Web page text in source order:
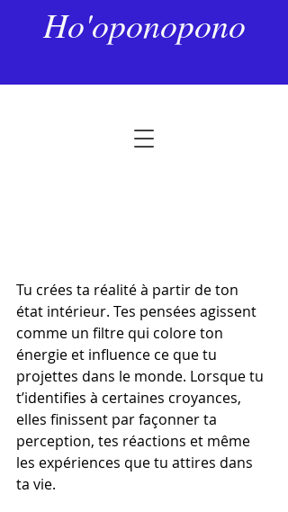
Ho'oponopono
L’Illusion de la Dualité : entre
positif et négatif
Tu crées ta réalité à partir de ton
état intérieur. Tes pensées agissent
comme un filtre qui colore ton
énergie et influence ce que tu
projettes dans le monde. Lorsque tu
t’identifies à certaines croyances,
elles finissent par façonner ta
perception, tes réactions et même
les expériences que tu attires dans
ta vie.